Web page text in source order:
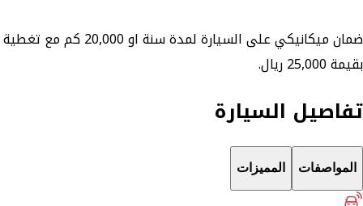
ضمان ميكانيكي على السيارة لمدة سنة او 20,000 كم مع تغطية
بقيمة 25,000 ريال.
تفاصيل السيارة
المواصفات المميزات